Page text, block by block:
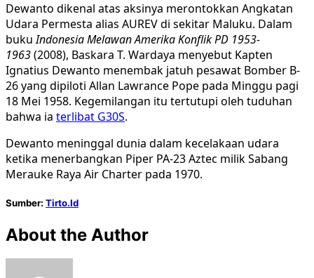
Dewanto dikenal atas aksinya merontokkan Angkatan
Udara Permesta alias AUREV di sekitar Maluku. Dalam
bukuIndonesia Melawan Amerika Konflik PD 1953-
1963(2008), Baskara T. Wardaya menyebut Kapten
Ignatius Dewanto menembak jatuh pesawat Bomber B-
26 yang dipiloti Allan Lawrance Pope pada Minggu pagi
18 Mei 1958. Kegemilangan itu tertutupi oleh tuduhan
bahwa ia terlibat G30S.
Dewanto meninggal dunia dalam kecelakaan udara
ketika menerbangkan Piper PA-23 Aztec milik Sabang
Merauke Raya Air Charter pada 1970.
Sumber: Tirto.Id
About the Author